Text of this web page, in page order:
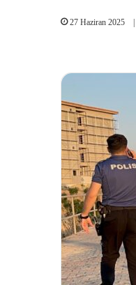
27 Haziran 2025